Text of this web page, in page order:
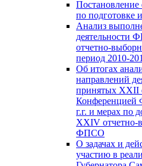
Постановление
по подготовке
Анализ
деятельности
отчетно-
период 2010-
Об итогах
направлений
принятых XXII
Конференцией
г.г. и мерах по
XXIV отчетно-
ФПСО
О задачах и
участию в